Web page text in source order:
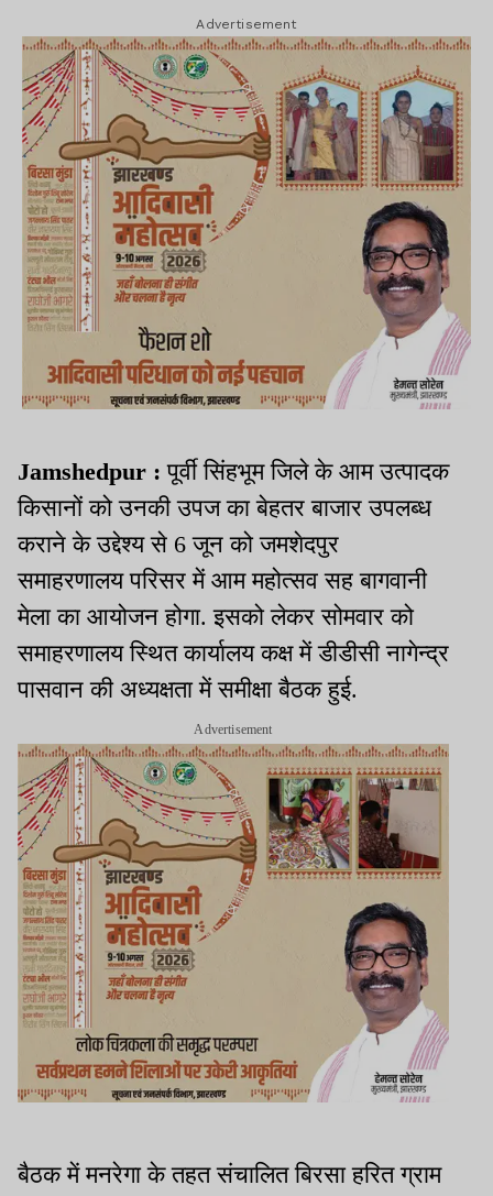
Advertisement
Jamshedpur : पूर्वी सिंहभूम जिले के आम उत्पादक
किसानों को उनकी उपज का बेहतर बाजार उपलब्ध
कराने के उद्देश्य से 6 जून को जमशेदपुर
समाहरणालय परिसर में आम महोत्सव सह बागवानी
मेला का आयोजन होगा. इसको लेकर सोमवार को
समाहरणालय स्थित कार्यालय कक्ष में डीडीसी नागेन्द्र
पासवान की अध्यक्षता में समीक्षा बैठक हुई.
Advertisement
बैठक में मनरेगा के तहत संचालित बिरसा हरित ग्राम